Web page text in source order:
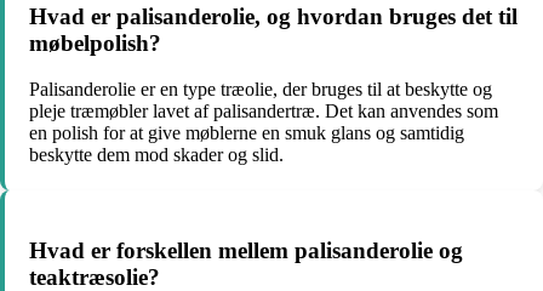
Hvad er palisanderolie, og hvordan bruges det til
møbelpolish?
Palisanderolie er en type træolie, der bruges til at beskytte og
pleje træmøbler lavet af palisandertræ. Det kan anvendes som
en polish for at give møblerne en smuk glans og samtidig
beskytte dem mod skader og slid.
Hvad er forskellen mellem palisanderolie og
teaktræsolie?